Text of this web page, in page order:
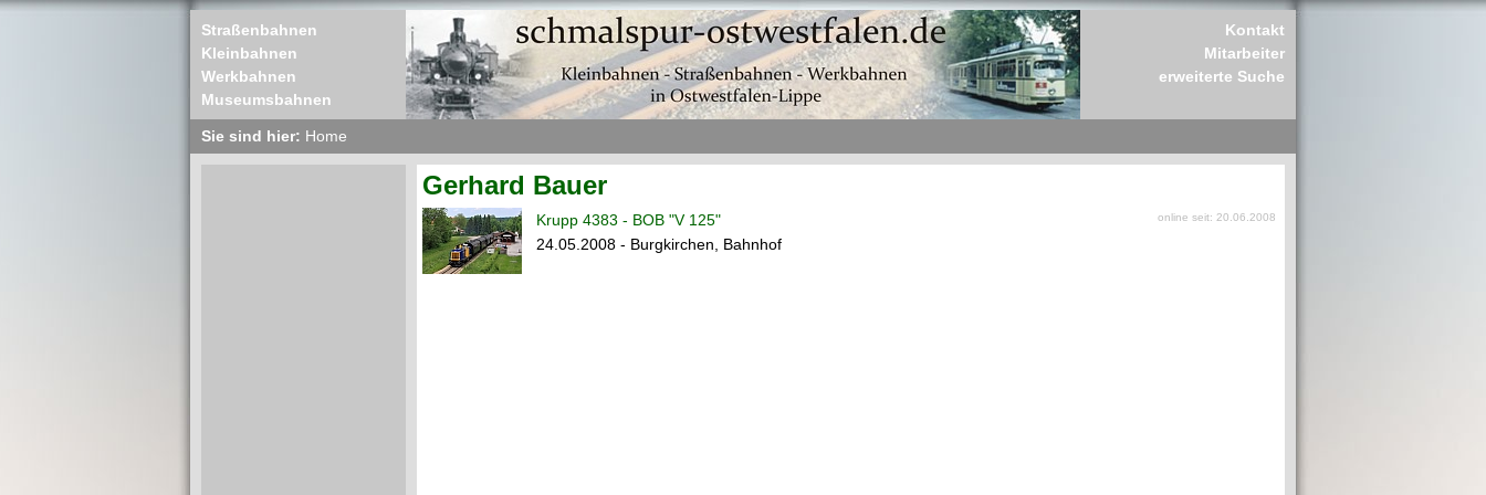
Straßenbahnen
Kleinbahnen
Werkbahnen
Museumsbahnen
Kontakt
Mitarbeiter
erweiterte Suche
Sie sind hier: Home
Gerhard Bauer
Krupp 4383 - BOB "V 125" online seit: 20.06.2008
24.05.2008 - Burgkirchen, Bahnhof